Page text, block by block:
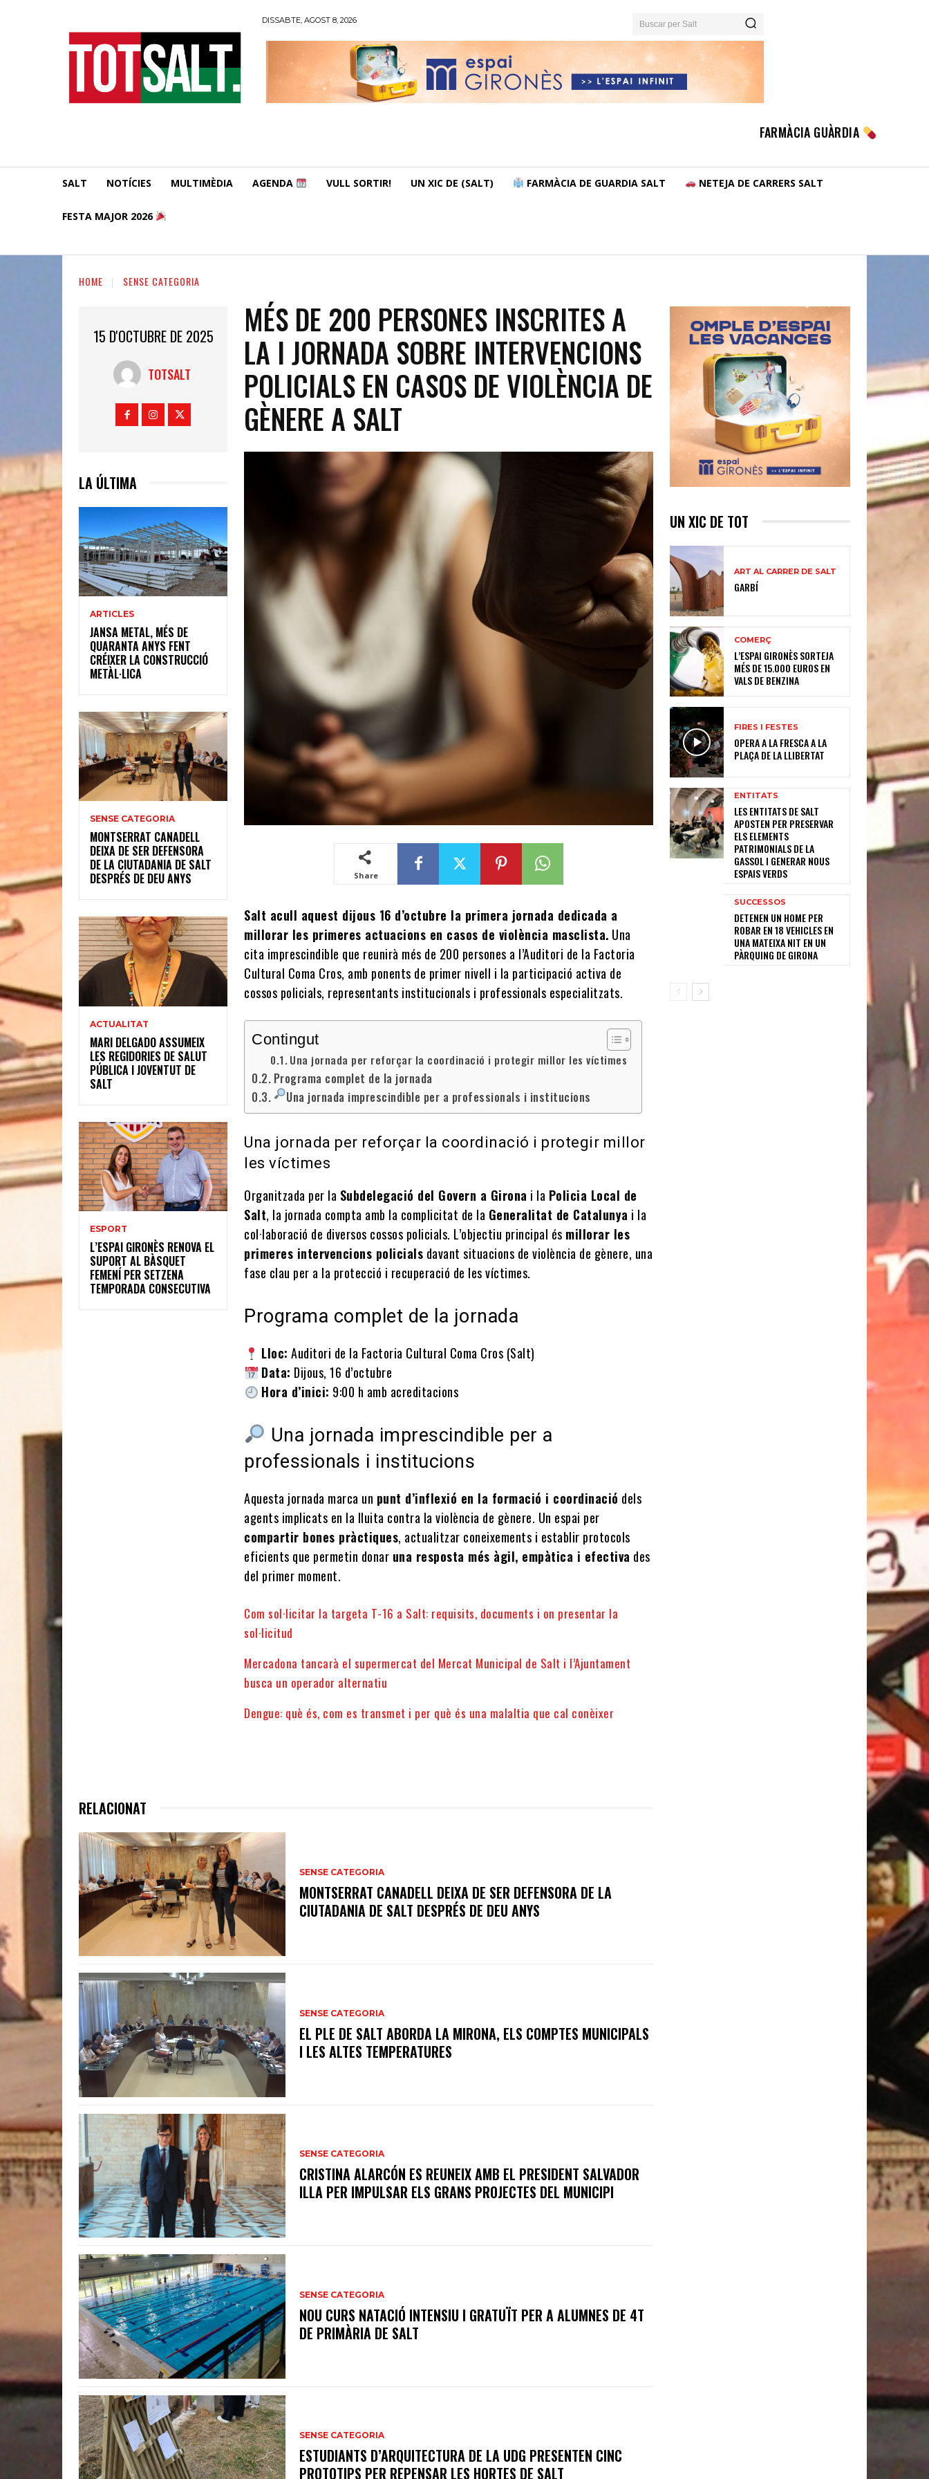
DISSABTE, AGOST 8, 2026 Buscar per Salt
FARMÀCIA GUÀRDIA
SALT NOTÍCIES MULTIMÈDIA AGENDA VULL SORTIR! UN XIC DE (SALT) FARMÀCIA DE GUARDIA SALT NETEJA DE CARRERS SALT
FESTA MAJOR 2026
HOME SENSE CATEGORIA
15 D'OCTUBRE DE 2025
TOTSALT
LA ÚLTIMA
ARTICLES
JANSA METAL, MÉS DE
QUARANTA ANYS FENT
CRÉIXER LA CONSTRUCCIÓ
METÀL·LICA
SENSE CATEGORIA
MONTSERRAT CANADELL
DEIXA DE SER DEFENSORA
DE LA CIUTADANIA DE SALT
DESPRÉS DE DEU ANYS
ACTUALITAT
MARI DELGADO ASSUMEIX
LES REGIDORIES DE SALUT
PÚBLICA I JOVENTUT DE
SALT
ESPORT
L’ESPAI GIRONÈS RENOVA EL
SUPORT AL BÀSQUET
FEMENÍ PER SETZENA
TEMPORADA CONSECUTIVA
MÉS DE 200 PERSONES INSCRITES A
LA I JORNADA SOBRE INTERVENCIONS
POLICIALS EN CASOS DE VIOLÈNCIA DE
GÈNERE A SALT
Share
Salt acull aquest dijous 16 d’octubre la primera jornada dedicada a
millorar les primeres actuacions en casos de violència masclista. Una
cita imprescindible que reunirà més de 200 persones a l’Auditori de la Factoria
Cultural Coma Cros, amb ponents de primer nivell i la participació activa de
cossos policials, representants institucionals i professionals especialitzats.
Contingut
Una jornada per reforçar la coordinació i protegir millor les víctimes
Programa complet de la jornada
Una jornada imprescindible per a professionals i institucions
Una jornada per reforçar la coordinació i protegir millor
les víctimes
Organitzada per la Subdelegació del Govern a Girona i la Policia Local de
Salt, la jornada compta amb la complicitat de la Generalitat de Catalunya i la
col·laboració de diversos cossos policials. L’objectiu principal és millorar les
primeres intervencions policials davant situacions de violència de gènere, una
fase clau per a la protecció i recuperació de les víctimes.
Programa complet de la jornada
Lloc: Auditori de la Factoria Cultural Coma Cros (Salt)
Data: Dijous, 16 d’octubre
Hora d’inici: 9:00 h amb acreditacions
Una jornada imprescindible per a
professionals i institucions
Aquesta jornada marca un punt d’inflexió en la formació i coordinació dels
agents implicats en la lluita contra la violència de gènere. Un espai per
compartir bones pràctiques, actualitzar coneixements i establir protocols
eficients que permetin donar una resposta més àgil, empàtica i efectiva des
del primer moment.
Com sol·licitar la targeta T-16 a Salt: requisits, documents i on presentar la
sol·licitud
Mercadona tancarà el supermercat del Mercat Municipal de Salt i l’Ajuntament
busca un operador alternatiu
Dengue: què és, com es transmet i per què és una malaltia que cal conèixer
RELACIONAT
SENSE CATEGORIA
MONTSERRAT CANADELL DEIXA DE SER DEFENSORA DE LA
CIUTADANIA DE SALT DESPRÉS DE DEU ANYS
SENSE CATEGORIA
EL PLE DE SALT ABORDA LA MIRONA, ELS COMPTES MUNICIPALS
I LES ALTES TEMPERATURES
SENSE CATEGORIA
CRISTINA ALARCÓN ES REUNEIX AMB EL PRESIDENT SALVADOR
ILLA PER IMPULSAR ELS GRANS PROJECTES DEL MUNICIPI
SENSE CATEGORIA
NOU CURS NATACIÓ INTENSIU I GRATUÏT PER A ALUMNES DE 4T
DE PRIMÀRIA DE SALT
SENSE CATEGORIA
ESTUDIANTS D’ARQUITECTURA DE LA UDG PRESENTEN CINC
PROTOTIPS PER REPENSAR LES HORTES DE SALT
UN XIC DE TOT
ART AL CARRER DE SALT
GARBÍ
COMERÇ
L’ESPAI GIRONÈS SORTEJA
MÉS DE 15.000 EUROS EN
VALS DE BENZINA
FIRES I FESTES
OPERA A LA FRESCA A LA
PLAÇA DE LA LLIBERTAT
ENTITATS
LES ENTITATS DE SALT
APOSTEN PER PRESERVAR
ELS ELEMENTS
PATRIMONIALS DE LA
GASSOL I GENERAR NOUS
ESPAIS VERDS
SUCCESSOS
DETENEN UN HOME PER
ROBAR EN 18 VEHICLES EN
UNA MATEIXA NIT EN UN
PÀRQUING DE GIRONA